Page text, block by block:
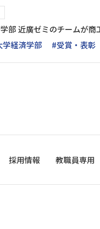
部 近廣ゼミのチームが商
学経済学部
#受賞・表彰
採用情報 教職員専用